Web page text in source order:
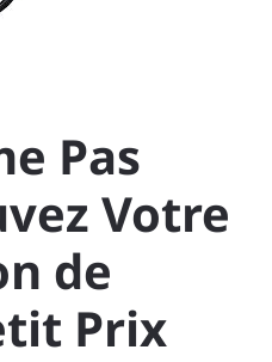
Pas
Votre
de
Prix